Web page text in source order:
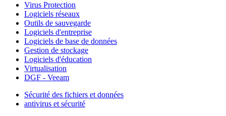
Virus Protection
Logiciels réseaux
Outils de sauvegarde
Logiciels d'entreprise
Logiciels de base de données
Gestion de stockage
Logiciels d'éducation
Virtualisation
DGF - Veeam
Sécurité des fichiers et données
antivirus et sécurité